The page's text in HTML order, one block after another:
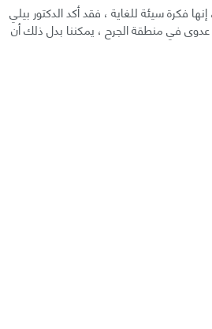
سيئة للغاية ، فقد أكد الدكتور بيلي
عدوى في منطقة الجرح ، يمكننا بدل ذلك أن